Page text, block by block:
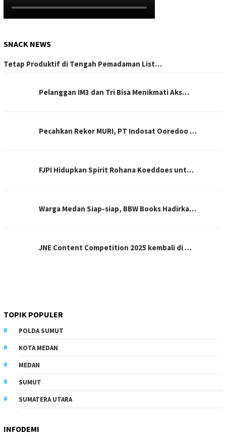
SNACK NEWS
Tetap Produktif di Tengah Pemadaman List…
Pelanggan IM3 dan Tri Bisa Menikmati Aks…
Pecahkan Rekor MURI, PT Indosat Ooredoo …
FJPI Hidupkan Spirit Rohana Koeddoes unt…
Warga Medan Siap-siap, BBW Books Hadirka…
JNE Content Competition 2025 kembali di …
TOPIK POPULER
POLDA SUMUT
KOTA MEDAN
MEDAN
SUMUT
SUMATERA UTARA
INFODEMI